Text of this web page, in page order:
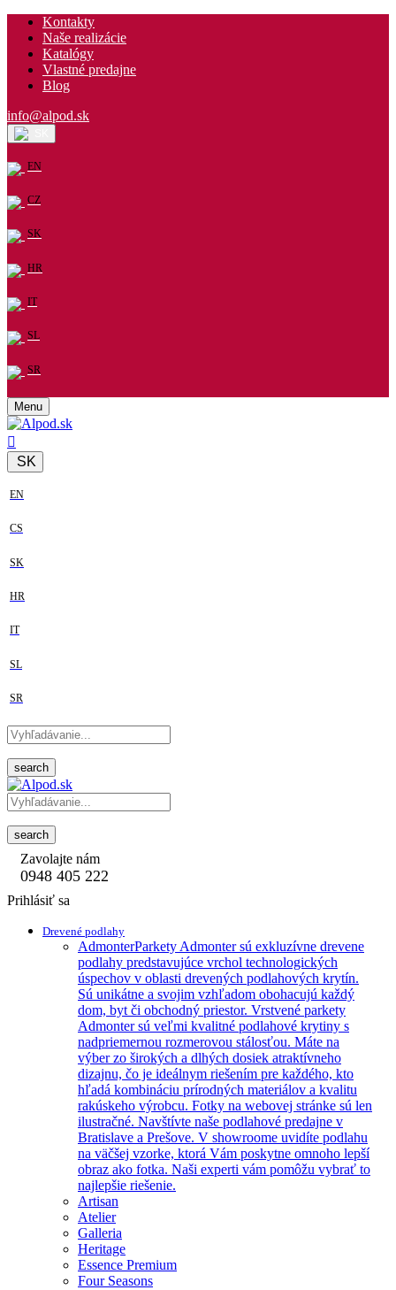
Kontakty
Naše realizácie
Katalógy
Vlastné predajne
Blog
info@alpod.sk
EN
CZ
SK
HR
IT
SL
SR
Menu
SK
EN
CS
SK
HR
IT
SL
SR
search
search
Zavolajte nám
0948 405 222
Prihlásiť sa
Drevené podlahy
AdmonterParkety Admonter sú exkluzívne drevene
podlahy predstavujúce vrchol technologických
úspechov v oblasti drevených podlahových krytín.
Sú unikátne a svojim vzhľadom obohacujú každý
dom, byt či obchodný priestor. Vrstvené parkety
Admonter sú veľmi kvalitné podlahové krytiny s
nadpriemernou rozmerovou stálosťou. Máte na
výber zo širokých a dlhých dosiek atraktívneho
dizajnu, čo je ideálnym riešením pre každého, kto
hľadá kombináciu prírodných materiálov a kvalitu
rakúskeho výrobcu. Fotky na webovej stránke sú len
ilustračné. Navštívte naše podlahové predajne v
Bratislave a Prešove. V showroome uvidíte podlahu
na väčšej vzorke, ktorá Vám poskytne omnoho lepší
obraz ako fotka. Naši experti vám pomôžu vybrať to
najlepšie riešenie.
Artisan
Atelier
Galleria
Heritage
Essence Premium
Four Seasons